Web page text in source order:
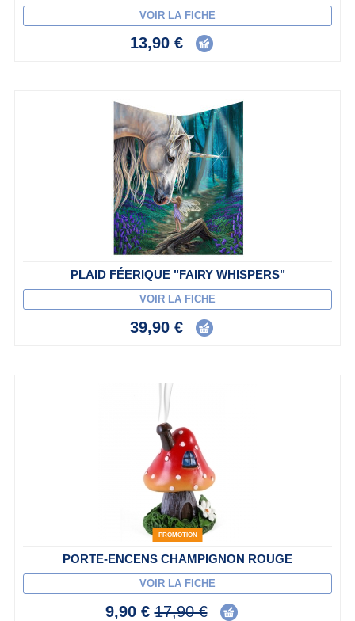
VOIR LA FICHE
13,90 €
PLAID FÉERIQUE "FAIRY WHISPERS"
VOIR LA FICHE
39,90 €
PROMOTION
PORTE-ENCENS CHAMPIGNON ROUGE
VOIR LA FICHE
9,90 €17,90 €